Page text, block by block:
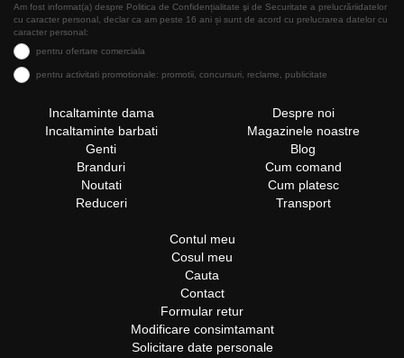
Am fost informat(a) despre Politica de Confidențialitate şi de Securitate a prelucrăriidatelor
cu caracter personal, declar ca am peste 16 ani și sunt de acord cu prelucrarea datelor cu
caracter personal:
pentru ofertare comerciala
pentru activitati promotionale: promotii, concursuri, reclame, publicitate
Incaltaminte dama
Incaltaminte barbati
Genti
Branduri
Noutati
Reduceri
Despre noi
Magazinele noastre
Blog
Cum comand
Cum platesc
Transport
Contul meu
Cosul meu
Cauta
Contact
Formular retur
Modificare consimtamant
Solicitare date personale